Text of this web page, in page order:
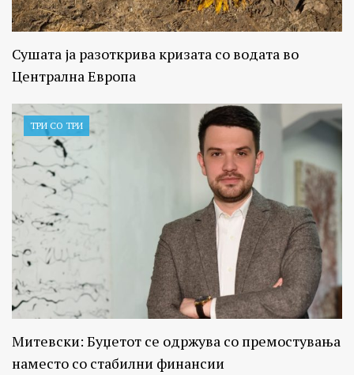
Сушата ја разоткрива кризата со водата во
Централна Европа
ТРИ СО ТРИ
Митевски: Буџетот се одржува со премостувања
наместо со стабилни финансии